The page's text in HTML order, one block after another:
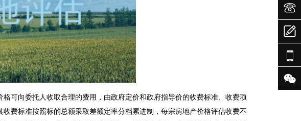
可向委托人收取合理的费用，由政府定价和政府指导价的收费标准、收费项
费标准按照标的总额采取差额定率分档累进制，每宗房地产价格评估收费不



